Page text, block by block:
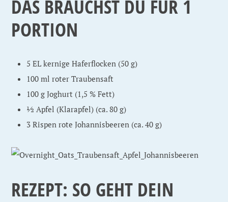
DAS BRAUCHST DU FÜR 1
PORTION
5 EL kernige Haferflocken (50 g)
100 ml roter Traubensaft
100 g Joghurt (1,5 % Fett)
½ Apfel (Klarapfel) (ca. 80 g)
3 Rispen rote Johannisbeeren (ca. 40 g)
REZEPT: SO GEHT DEIN